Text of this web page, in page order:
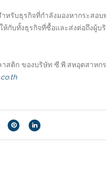
รับธุรกิจที่กำลังมองหากระสอ
กับทั้งธุรกิจที่ซื้อและส่งต่อถึงผู้บ
สติก ของบริษัท ซี.พี.สหอุตสาหก